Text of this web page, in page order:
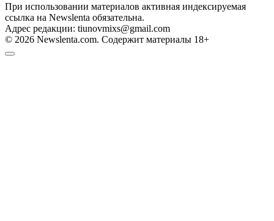
При использовании материалов активная индексируемая
ссылка на Newslenta обязательна.
Адрес редакции: tiunovmixs@gmail.com
© 2026 Newslenta.com. Содержит материалы 18+